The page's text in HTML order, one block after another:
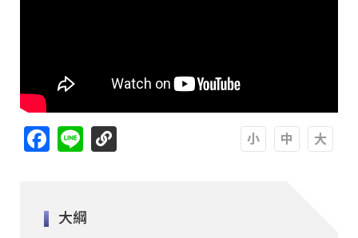
Facebook
Line
大綱